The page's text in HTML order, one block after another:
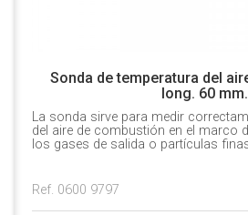
Sonda de temperatura del
long. 60 mm.
La sonda sirve para medir
del aire de combustión en el marco
los gases de salida o partículas
Ref. 0600 9797